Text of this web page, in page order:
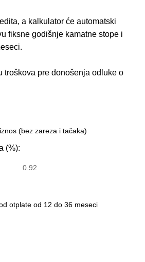
a kalkulator će automatski
fiksne godišnje kamatne stope i
troškova pre donošenja odluke o
(%):